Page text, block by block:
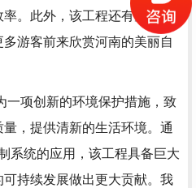
。此外，该工程还有望为旅
游客前来欣赏河南的美丽自
一项创新的环境保护措施，致
，提供清新的生活环境。通
系统的应用，该工程具备巨大
持续发展做出更大贡献。我